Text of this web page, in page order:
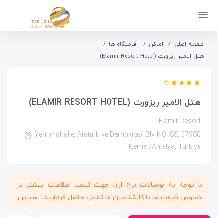
صفحه اصلی اماکن
اقامتگاه ها
هتل الامیر ریزورت (Elamir Resort Hotel)
هتل الامیر ریزورت (ELAMIR RESORT HOTEL)
Elamir Resort
Yeni mahalle, Atatürk ve Demokrasi Blv NO :85, 07980
Kemer/Antalya, Türkiye
با توجه به نوسانات نرخ ارز، جهت کسب اطلاعات بیشتر در
خصوص قیمت ها با کارشناسان ما تماس حاصل فرمایید - سپاس